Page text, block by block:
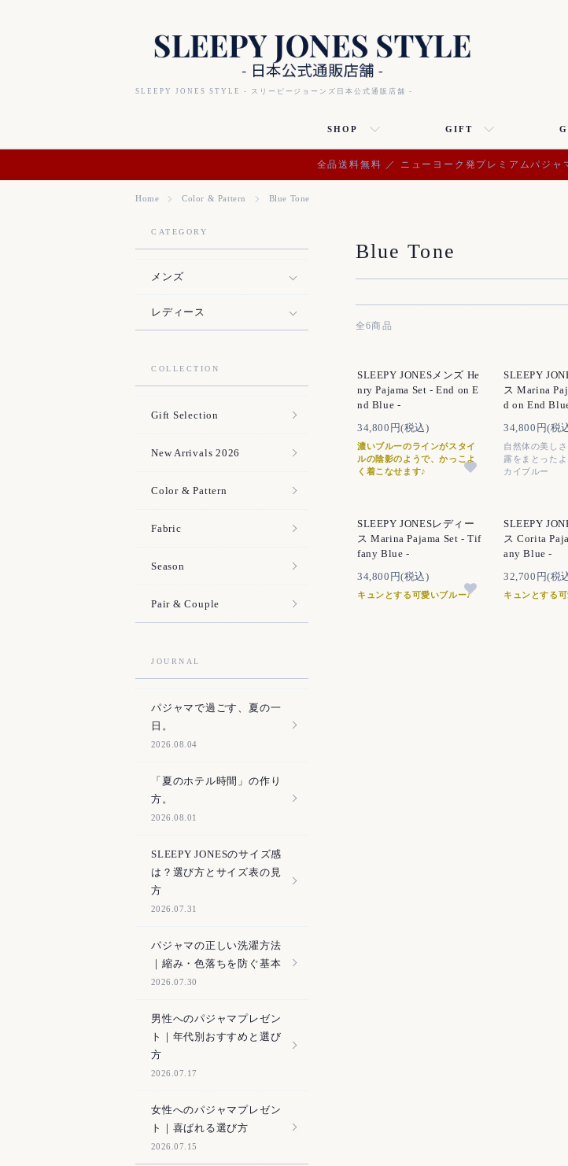
SLEEPY JONES STYLE - スリーピージョーンズ日本公式通販店舗 -
SHOP GIFT
全品送料無料 ／ ニューヨーク発プレミアムパジ
Home Color & Pattern Blue Tone
Blue Tone
全6商品
SLEEPY JONESメンズ He
nry Pajama Set - End on E
nd Blue -
34,800円(税込)
濃いブルーのラインがスタイ
ルの陰影のようで、かっこよ
く着こなせます♪
SLEEPY
ス Marina
d on End
34,800円(税
自然体の美し
露をまとった
カイブルー
SLEEPY JONESレディー
ス Marina Pajama Set - Tif
fany Blue -
34,800円(税込)
キュンとする可愛いブルー♪
SLEEPY
ス Corita
any Blue -
32,700円(税
キュンとする
CATEGORY
メンズ
レディース
COLLECTION
Gift Selection
New Arrivals 2026
Color & Pattern
Fabric
Season
Pair & Couple
JOURNAL
パジャマで過ごす、夏の一
日。
2026.08.04
「夏のホテル時間」の作り
方。
2026.08.01
SLEEPY JONESのサイズ感
は？選び方とサイズ表の見
方
2026.07.31
パジャマの正しい洗濯方法
｜縮み・色落ちを防ぐ基本
2026.07.30
男性へのパジャマプレゼン
ト｜年代別おすすめと選び
方
2026.07.17
女性へのパジャマプレゼン
ト｜喜ばれる選び方
2026.07.15